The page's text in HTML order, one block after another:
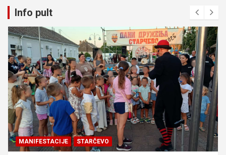
Info pult
MANIFESTACIJE STARČEVO